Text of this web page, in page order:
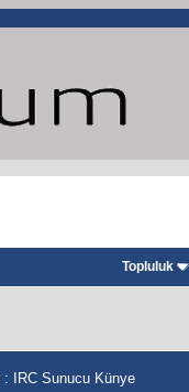
Topluluk
: IRC Sunucu Künye